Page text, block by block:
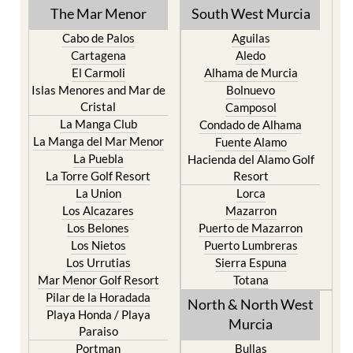
TOWN or URBANISATION .....
The Mar Menor
Cabo de Palos
Cartagena
El Carmoli
Islas Menores and Mar de
Cristal
La Manga Club
La Manga del Mar Menor
La Puebla
La Torre Golf Resort
La Union
Los Alcazares
Los Belones
Los Nietos
Los Urrutias
Mar Menor Golf Resort
Pilar de la Horadada
Playa Honda / Playa
South West Murcia
Aguilas
Aledo
Alhama de Murcia
Bolnuevo
Camposol
Condado de Alhama
Fuente Alamo
Hacienda del Alamo Golf
Resort
Lorca
Mazarron
Puerto de Mazarron
Puerto Lumbreras
Sierra Espuna
Totana
North & North West